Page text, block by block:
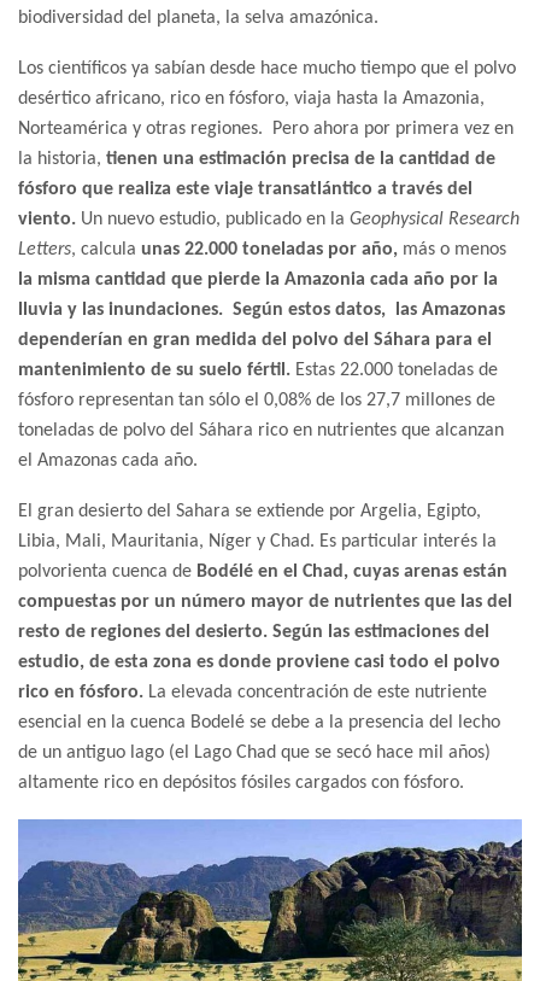
biodiversidad del planeta, la selva amazónica.
Los científicos ya sabían desde hace mucho tiempo que el polvo
desértico africano, rico en fósforo, viaja hasta la Amazonia,
Norteamérica y otras regiones. Pero ahora por primera vez en
la historia, tienen una estimación precisa de la cantidad de
fósforo que realiza este viaje transatlántico a través del
viento. Un nuevo estudio, publicado en la Geophysical Research
Letters, calcula unas 22.000 toneladas por año, más o menos
la misma cantidad que pierde la Amazonia cada año por la
lluvia y las inundaciones. Según estos datos, las Amazonas
dependerían en gran medida del polvo del Sáhara para el
mantenimiento de su suelo fértil. Estas 22.000 toneladas de
fósforo representan tan sólo el 0,08% de los 27,7 millones de
toneladas de polvo del Sáhara rico en nutrientes que alcanzan
el Amazonas cada año.
El gran desierto del Sahara se extiende por Argelia, Egipto,
Libia, Mali, Mauritania, Níger y Chad. Es particular interés la
polvorienta cuenca de Bodélé en el Chad, cuyas arenas están
compuestas por un número mayor de nutrientes que las del
resto de regiones del desierto. Según las estimaciones del
estudio, de esta zona es donde proviene casi todo el polvo
rico en fósforo. La elevada concentración de este nutriente
esencial en la cuenca Bodelé se debe a la presencia del lecho
de un antiguo lago (el Lago Chad que se secó hace mil años)
altamente rico en depósitos fósiles cargados con fósforo.